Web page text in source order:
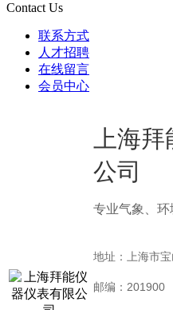
Contact Us
联系方式
人才招聘
在线留言
会员中心
上海
公司
专业气象、
地址：上海市
邮编：201900